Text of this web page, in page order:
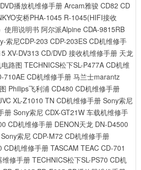
播放机维修手册 Arcam雅骏 CD82 CD
安桥PHA-1045 R-1045(HIFI接收
使用说明书 阿尔派Alpine CDA-9815RB
索尼CDP-203 CDP-203ES CD机维修手
XV-DV313 CD/DVD 接收机维修手册 天龙
路图 TECHNICS松下SL-P477A CD机维
710AE CD机维修手册 马兰士marantz
Philips飞利浦 CD480 CD机维修手册
XL-Z1010 TN CD机维修手册 Sony索尼
册 Sony索尼 CDX-GT21W 车载机维修手
CD机维修手册 DENON天龙 DN-D4500
Sony索尼 CDP-M72 CD机维修手册
CD机维修手册 TASCAM TEAC CD-701
维修手册 TECHNICS松下SL-PS70 CD机